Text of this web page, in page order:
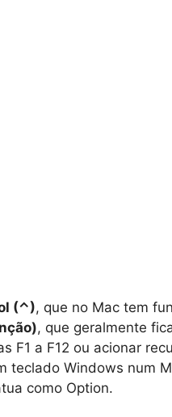
(⌃), que no Mac tem
, que geralmente
F1 a F12 ou acionar
teclado Windows num
como Option.